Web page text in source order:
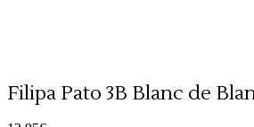
Filipa Pato 3B Blanc de